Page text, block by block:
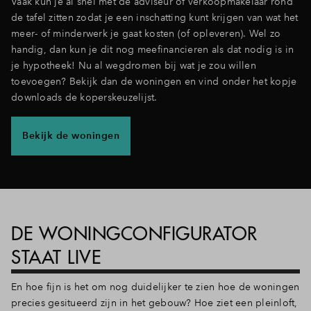
de tafel zitten zodat je een inschatting kunt krijgen van wat het
meer- of minderwerk je gaat kosten (of opleveren). Wel zo
handig, dan kun je dit nog meefinancieren als dat nodig is in
je hypotheek! Nu al wegdromen bij wat je zou willen
toevoegen? Bekijk dan de woningen en vind onder het kopje
downloads de koperskeuzelijst.
Bekijk de woningen
DE WONINGCONFIGURATOR
STAAT LIVE
En hoe fijn is het om nog duidelijker te zien hoe de woningen
precies gesitueerd zijn in het gebouw? Hoe ziet een pleinloft,